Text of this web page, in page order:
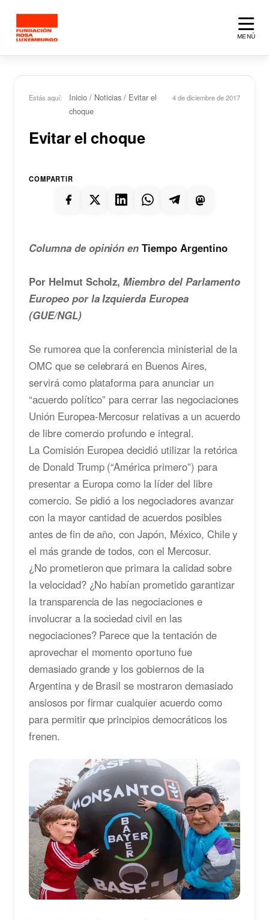
MENÚ
Estás aquí: Inicio / Noticias / Evitar el
choque
4 de diciembre de 2017
Evitar el choque
COMPARTIR
Columna de opinión enTiempo Argentino
Por Helmut Scholz,Miembro del Parlamento
Europeo por la Izquierda Europea
(GUE/NGL)
Se rumorea que la conferencia ministerial de la
OMC que se celebrará en Buenos Aires,
servirá como plataforma para anunciar un
“acuerdo político” para cerrar las negociaciones
Unión Europea-Mercosur relativas a un acuerdo
de libre comercio profundo e integral.
La Comisión Europea decidió utilizar la retórica
de Donald Trump (“América primero”) para
presentar a Europa como la líder del libre
comercio. Se pidió a los negociadores avanzar
con la mayor cantidad de acuerdos posibles
antes de fin de año, con Japón, México, Chile y
el más grande de todos, con el Mercosur.
¿No prometieron que primara la calidad sobre
la velocidad? ¿No habían prometido garantizar
la transparencia de las negociaciones e
involucrar a la sociedad civil en las
negociaciones? Parece que la tentación de
aprovechar el momento oportuno fue
demasiado grande y los gobiernos de la
Argentina y de Brasil se mostraron demasiado
ansiosos por firmar cualquier acuerdo como
para permitir que principios democráticos los
frenen.